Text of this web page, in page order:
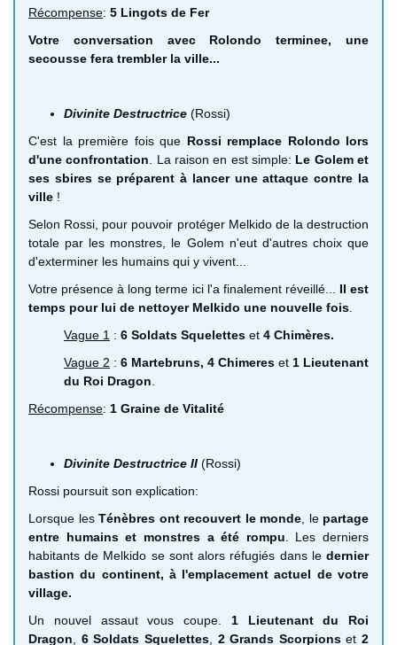
Récompense: 5 Lingots de Fer
Votre conversation avec Rolondo terminee, une
secousse fera trembler la ville...
Divinite Destructrice (Rossi)
C'est la première fois que Rossi remplace Rolondo lors
d'une confrontation . La raison en est simple: Le Golem et
ses sbires se préparent à lancer une attaque contre la
ville !
Selon Rossi, pour pouvoir protéger Melkido de la destruction
totale par les monstres, le Golem n'eut d'autres choix que
d'exterminer les humains qui y vivent...
Votre présence à long terme ici l'a finalement réveillé... Il est
temps pour lui de nettoyer Melkido une nouvelle fois
Vague 1 : 6 Soldats Squelettes et 4 Chimères.
Vague 2 : 6 Martebruns, 4 Chimeres et 1 Lieutenant
du Roi Dragon
Récompense: 1 Graine de Vitalité
Divinite Destructrice II (Rossi)
Rossi poursuit son explication:
Lorsque les Ténèbres ont recouvert le monde , le partage
entre humains et monstres a été rompu . Les derniers
habitants de Melkido se sont alors réfugiés dans le dernier
bastion du continent, à l'emplacement actuel de votre
village.
Un nouvel assaut vous coupe. 1 Lieutenant du Roi
Dragon
6 Soldats Squelettes, 2 Grands Scorpionset 2